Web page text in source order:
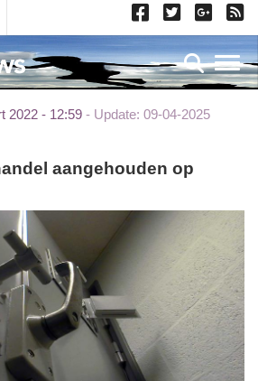
2022 - 12:59
Update: 09-04-2025